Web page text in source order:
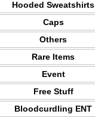
Hooded Sweatshirts
Caps
Others
Rare Items
Event
Free Stuff
Bloodcurdling ENT